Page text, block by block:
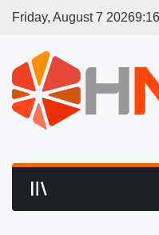
Friday, August 7 20269:16